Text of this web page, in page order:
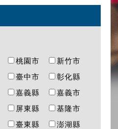
桃園市
新竹市
臺中市
彰化縣
嘉義縣
嘉義市
屏東縣
基隆市
臺東縣
澎湖縣